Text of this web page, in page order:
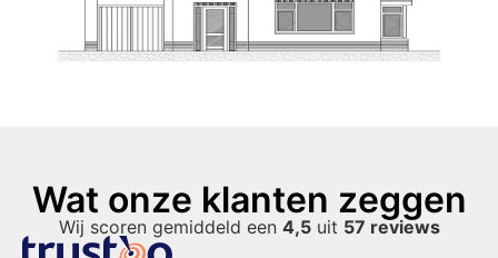
Wat onze klanten zeggen
Wij scoren gemiddeld een 4,5uit 57 reviews